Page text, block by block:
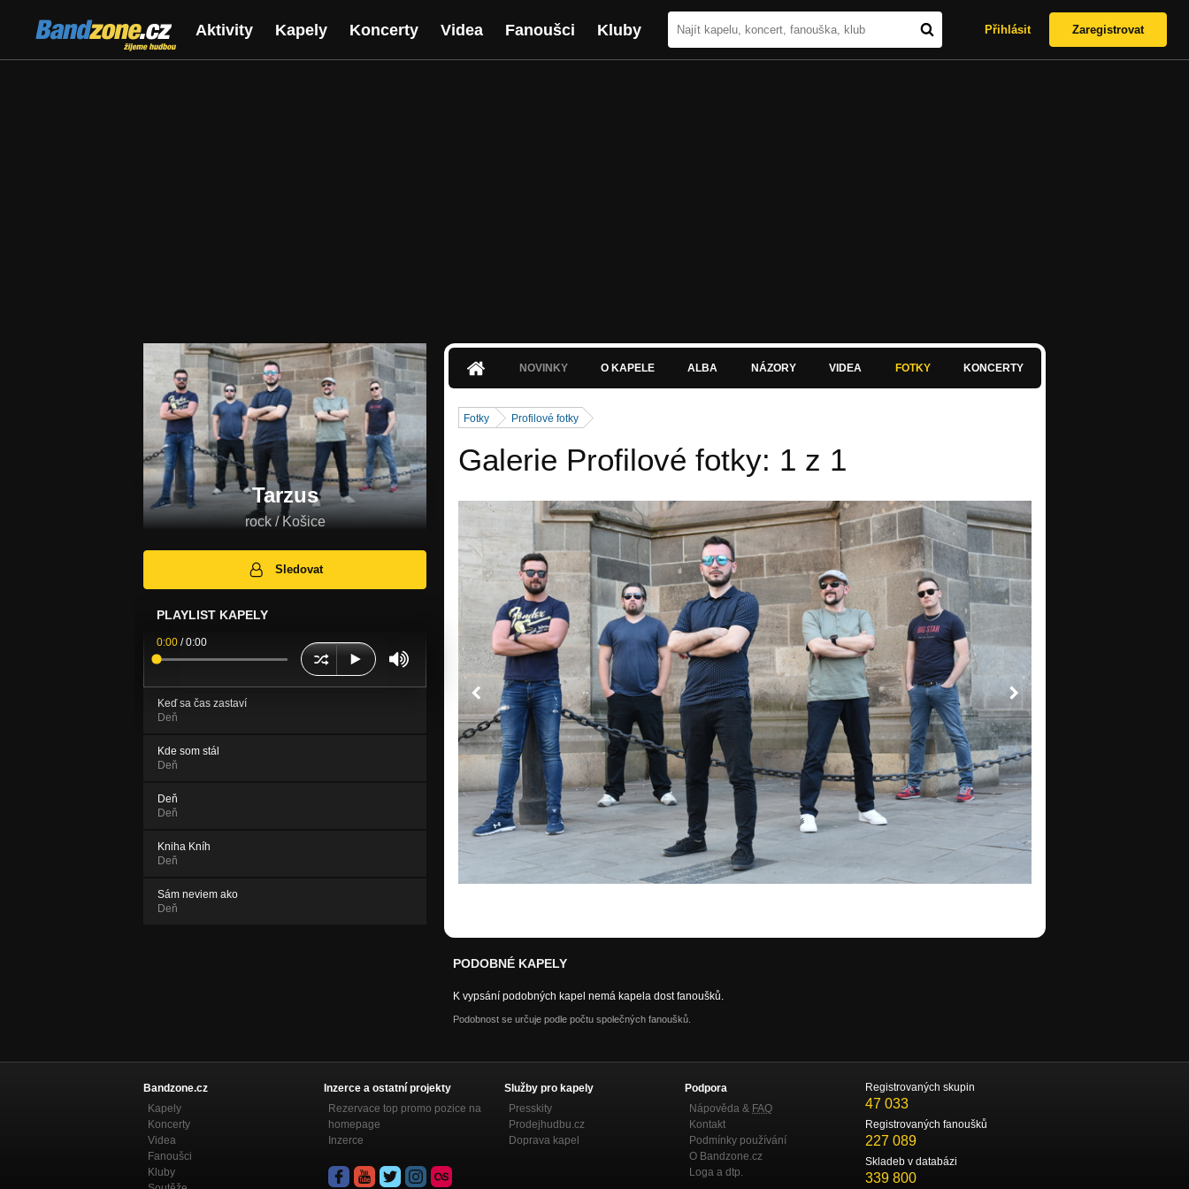
Bandzone.cz
žijeme hudbou
Aktivity Kapely Koncerty Videa Fanoušci Kluby Přihlásit Zaregistrovat
Tarzus
rock / Košice
Sledovat
PLAYLIST KAPELY
0:00 /0:00
Keď sa čas zastaví
Deň
Kde som stál
Deň
Deň
Deň
Kniha Kníh
Deň
Sám neviem ako
Deň
NOVINKY O KAPELE ALBA NÁZORY VIDEA FOTKY KONCERTY
Fotky Profilové fotky
Galerie Profilové fotky: 1 z 1
PODOBNÉ KAPELY
K vypsání podobných kapel nemá kapela dost fanoušků.
Podobnost se určuje podle počtu společných fanoušků.
Bandzone.cz
Kapely
Koncerty
Videa
Fanoušci
Kluby
Inzerce a ostatní projekty
Rezervace top promo pozice na
homepage
Inzerce
Služby pro kapely
Presskity
Prodejhudbu.cz
Doprava kapel
Podpora
Nápověda & FAQ
Kontakt
Podmínky používání
O Bandzone.cz
Loga a dtp.
Registrovaných skupin
47 033
Registrovaných fanoušků
227 089
Skladeb v databázi
339 800